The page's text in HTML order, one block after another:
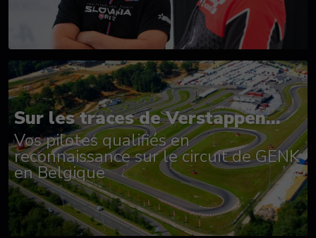
Sur les traces de Verstappen...
Vos pilotes qualifiés en
reconnaissance sur le circuit de GENK
en Belgique